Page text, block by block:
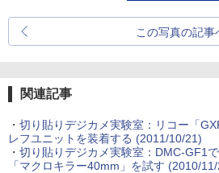
この写真の記事
関連記事
・ 切り貼りデジカメ実験室：リコー「
レフユニットを装着する (2011/10/21)
・ 切り貼りデジカメ実験室：DMC-GF1
「マクロキラー40mm」を試す (2010/